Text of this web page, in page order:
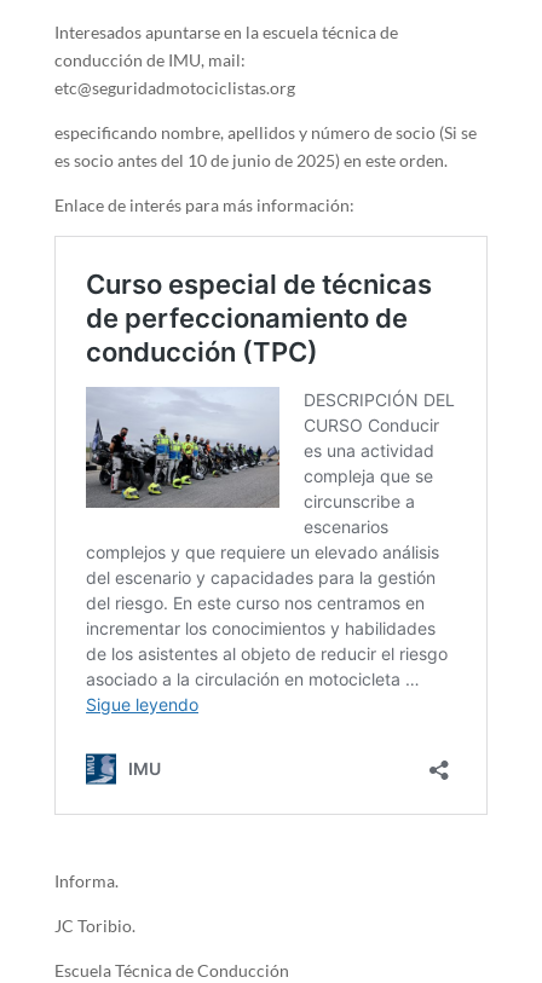
Interesados apuntarse en la escuela técnica de
conducción de IMU, mail:
etc@seguridadmotociclistas.org
especificando nombre, apellidos y número de socio (Si se
es socio antes del 10 de junio de 2025) en este orden.
Enlace de interés para más información:
Informa.
JC Toribio.
Escuela Técnica de Conducción